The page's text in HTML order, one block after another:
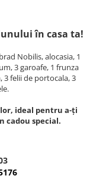
în casa ta!
Nobilis, alocasia, 1
3 garoafe, 1 frunza
3 felii de portocala, 3
ideal pentru a-ți
cadou special.